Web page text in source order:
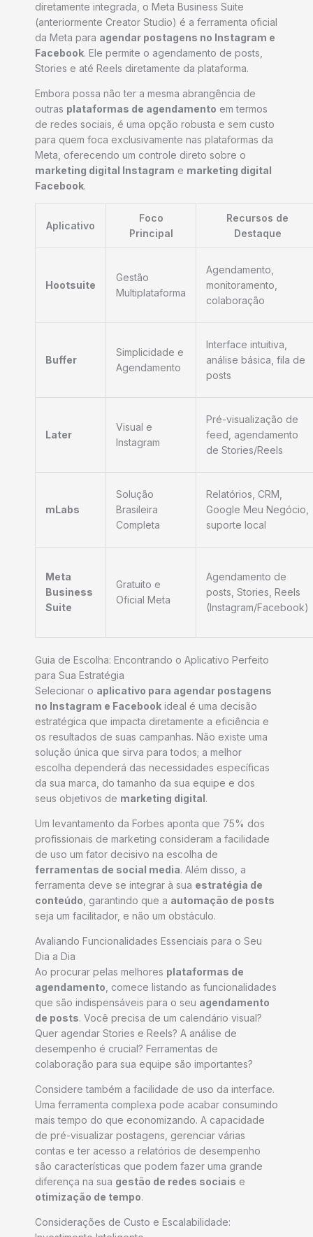
diretamente integrada, o Meta Business Suite
(anteriormente Creator Studio) é a ferramenta oficial
da Meta para agendar postagens no Instagram e
Facebook. Ele permite o agendamento de posts,
Stories e até Reels diretamente da plataforma.
Embora possa não ter a mesma abrangência de
outras plataformas de agendamento em termos
de redes sociais, é uma opção robusta e sem custo
para quem foca exclusivamente nas plataformas da
Meta, oferecendo um controle direto sobre o
marketing digital Instagram e marketing digital
Facebook.
Aplicativo
Foco
Principal
Recursos de
Destaque
Hootsuite
Gestão
Multiplataforma
Agendamento,
monitoramento,
colaboração
Buffer
Simplicidade e
Agendamento
Interface intuitiva,
análise básica, fila de
posts
Later
Visual e
Instagram
Pré-visualização de
feed, agendamento
de Stories/Reels
mLabs
Solução
Brasileira
Completa
Relatórios, CRM,
Google Meu Negócio,
suporte local
Meta
Business
Suite
Gratuito e
Oficial Meta
Agendamento de
posts, Stories, Reels
(Instagram/Facebook)
Guia de Escolha: Encontrando o Aplicativo Perfeito
para Sua Estratégia
Selecionar o aplicativo para agendar postagens
no Instagram e Facebook ideal é uma decisão
estratégica que impacta diretamente a eficiência e
os resultados de suas campanhas. Não existe uma
solução única que sirva para todos; a melhor
escolha dependerá das necessidades específicas
da sua marca, do tamanho da sua equipe e dos
seus objetivos de marketing digital.
Um levantamento da Forbes aponta que 75% dos
profissionais de marketing consideram a facilidade
de uso um fator decisivo na escolha de
ferramentas de social media. Além disso, a
ferramenta deve se integrar à sua estratégia de
conteúdo , garantindo que a automação de posts
seja um facilitador, e não um obstáculo.
Avaliando Funcionalidades Essenciais para o Seu
Dia a Dia
Ao procurar pelas melhores plataformas de
agendamento , comece listando as funcionalidades
que são indispensáveis para o seu agendamento
de posts. Você precisa de um calendário visual?
Quer agendar Stories e Reels? A análise de
desempenho é crucial? Ferramentas de
colaboração para sua equipe são importantes?
Considere também a facilidade de uso da interface.
Uma ferramenta complexa pode acabar consumindo
mais tempo do que economizando. A capacidade
de pré-visualizar postagens, gerenciar várias
contas e ter acesso a relatórios de desempenho
são características que podem fazer uma grande
diferença na sua gestão de redes sociais e
otimização de tempo.
Considerações de Custo e Escalabilidade: